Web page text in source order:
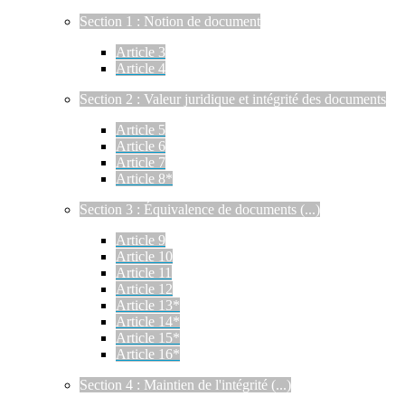
Section 1 : Notion de document
Article 3
Article 4
Section 2 : Valeur juridique et intégrité des documents
Article 5
Article 6
Article 7
Article 8*
Section 3 : Équivalence de documents (...)
Article 9
Article 10
Article 11
Article 12
Article 13*
Article 14*
Article 15*
Article 16*
Section 4 : Maintien de l'intégrité (...)